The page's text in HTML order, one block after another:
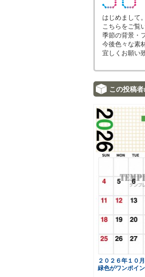
はじめまして
こちらをご覧
季節の背景・
今後色々な素
宜しくお願い
この投稿
２０２６年１０
緑色がワンポイ